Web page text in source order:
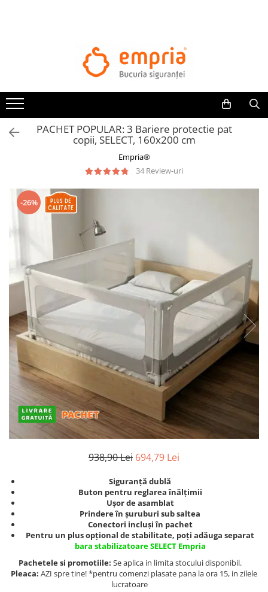
Bariere protectie pentru pat
Protectii mobilier
Banda protectie mobila copii
Protectie colturi mobila copii
Sigurante pentru sertare si usi
Sigurante geamuri si usi glisante
Kituri de siguranta pentru copii si
bebelusi
Protectii casa
Protectii utile
Poarta siguranta copii
Deflectoare pentru aer conditionat
Protectii exterior
Casti antifonice pentru copii si
bebelusi
Echipament protectie bicicleta si
Accesorii auto copii
Haine & accesorii plaja
Palarii protectie UV
Accesorii plaja
Puericultura mare
Somnul bebelusului
Carucioare si scaune auto
Tarcuri copii / bebelusi
PACHET POPULAR: 3 Bariere protectie pat
copii, SELECT, 160x200 cm
Empria®
34 Review-uri
-26%
938,90 Lei 694,79 Lei
Siguranță dublă
Buton pentru reglarea înălțimii
Ușor de asamblat
Prindere în șuruburi sub saltea
Conectori incluși în pachet
Pentru un plus opțional de stabilitate, poți adăuga separat
bara stabilizatoare SELECT Empria
Pachetele si promotiile: Se aplica in limita stocului disponibil.
Pleaca: AZI spre tine! *pentru comenzi plasate pana la ora 15, in zilele
lucratoare